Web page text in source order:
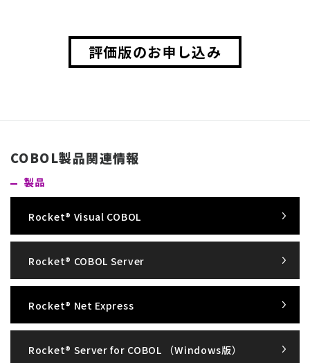
評価版のお申し込み
COBOL製品関連情報
製品
Rocket® Visual COBOL
Rocket® COBOL Server
Rocket® Net Express
Rocket® Server for COBOL （Windows版）